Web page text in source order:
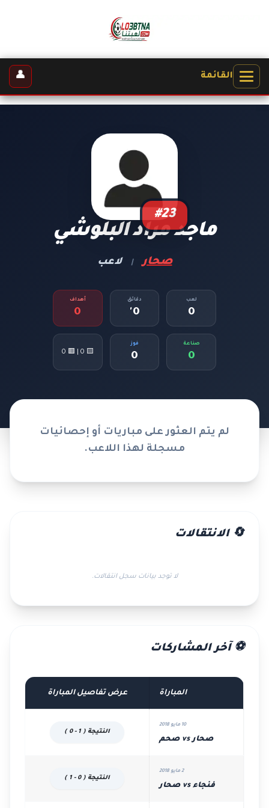
القائمة 👤
#23
ماجد مراد البلوشي
صحار | لاعب
لعب
0
دقائق
0'
أهداف
0
صناعة
0
فوز
0
🟨 0 | 🟥 0
لم يتم العثور على مباريات أو إحصائيات
مسجلة لهذا اللاعب.
🔄 الانتقالات
لا توجد بيانات سجل انتقالات.
⚽ آخر المشاركات
المباراة عرض تفاصيل المباراة
10 مايو 2018
صحار vs صحم
النتيجة ( 1 - 0 )
2 مايو 2018
فنجاء vs صحار
النتيجة ( 0 - 1 )